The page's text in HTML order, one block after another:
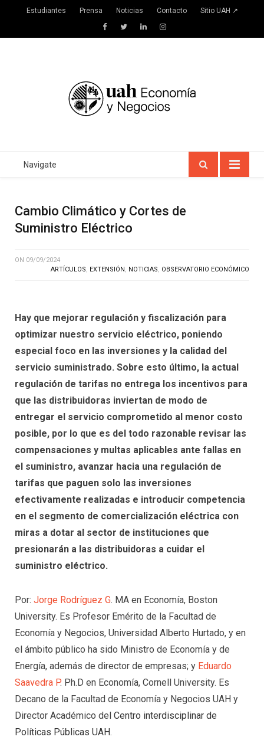
Estudiantes Prensa Noticias Contacto Sitio UAH ↗
FacebookTwitterLinkedInInstagram
Navigate
Cambio Climático y Cortes de
Suministro Eléctrico
ON 09/09/2024
ARTÍCULOS, EXTENSIÓN, NOTICIAS, OBSERVATORIO ECONÓMICO
Hay que mejorar regulación y fiscalización para
optimizar nuestro servicio eléctrico, poniendo
especial foco en las inversiones y la calidad del
servicio suministrado. Sobre esto último, la actual
regulación de tarifas no entrega los incentivos para
que las distribuidoras inviertan de modo de
entregar el servicio comprometido al menor costo
posible, por lo que es del todo razonable revisar las
compensaciones y multas aplicables ante fallas en
el suministro, avanzar hacia una regulación de
tarifas que paguen solo las inversiones
efectivamente realizadas e introducir competencia
en el segmento de comercialización eléctrica con
miras a dotar al sector de instituciones que
presionarán a las distribuidoras a cuidar el
suministro eléctrico.
Por: Jorge Rodríguez G. MA en Economía, Boston
University. Es Profesor Emérito de la Facultad de
Economía y Negocios, Universidad Alberto Hurtado, y en
el ámbito público ha sido Ministro de Economía y de
Energía, además de director de empresas; y Eduardo
Saavedra P. Ph.D en Economía, Cornell University. Es
Decano de la Facultad de Economía y Negocios UAH y
Director Académico del Centro interdisciplinar de
Políticas Públicas UAH.